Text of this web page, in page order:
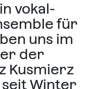
vokal-
für
uns im
der
Kusmierz
Winter